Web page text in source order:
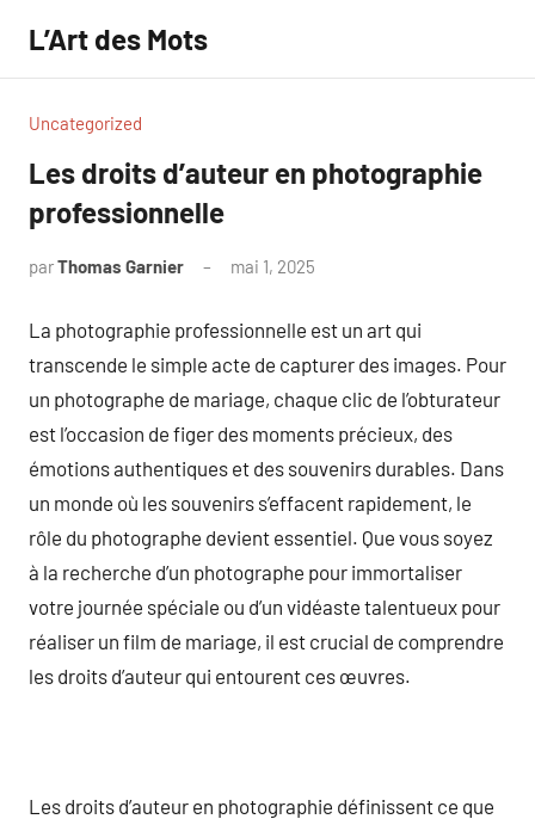
contenu
L’Art des Mots
Uncategorized
Les droits d’auteur en photographie
professionnelle
parThomas Garnier mai 1, 2025
La photographie professionnelle est un art qui
transcende le simple acte de capturer des images. Pour
un photographe de mariage, chaque clic de l’obturateur
est l’occasion de figer des moments précieux, des
émotions authentiques et des souvenirs durables. Dans
un monde où les souvenirs s’effacent rapidement, le
rôle du photographe devient essentiel. Que vous soyez
à la recherche d’un photographe pour immortaliser
votre journée spéciale ou d’un vidéaste talentueux pour
réaliser un film de mariage, il est crucial de comprendre
les droits d’auteur qui entourent ces œuvres.
Les droits d’auteur en photographie définissent ce que